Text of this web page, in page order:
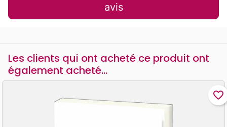
avis
Les clients qui ont acheté ce produit ont
également acheté...
favorite_border